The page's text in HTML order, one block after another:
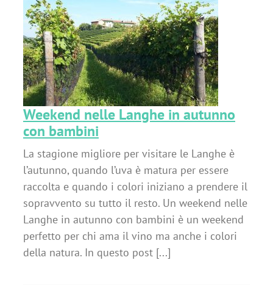
Weekend nelle Langhe in autunno
con bambini
La stagione migliore per visitare le Langhe è
l’autunno, quando l’uva è matura per essere
raccolta e quando i colori iniziano a prendere il
sopravvento su tutto il resto. Un weekend nelle
Langhe in autunno con bambini è un weekend
perfetto per chi ama il vino ma anche i colori
della natura. In questo post [...]